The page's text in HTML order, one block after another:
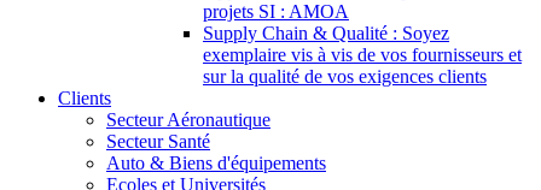
projets SI : AMOA
Supply Chain & Qualité : Soyez
exemplaire vis à vis de vos fournisseurs et
sur la qualité de vos exigences clients
Clients
Secteur Aéronautique
Secteur Santé
Auto & Biens d'équipements
Ecoles et Universités